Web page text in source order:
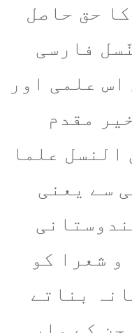
حق حاصل
فارسی
علمی اور
مقدم
علما
سے یعنی
و شعرا کو
بناتے